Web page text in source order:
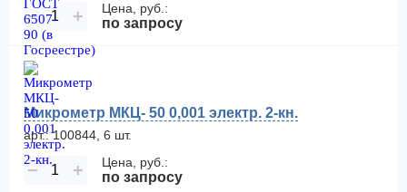
− + Цена, руб.:
по запросу
Микрометр МКЦ- 50 0,001 электр. 2-кн.
арт.: 100844, 6 шт.
− + Цена, руб.:
по запросу